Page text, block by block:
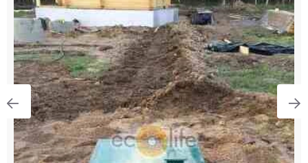
Монтаж БиоПурит 5 в ДНП Еловый Бор
Где был выполнен
Россия, Ленинградская область, Кировский район,
Шумское сельское поселение, коттеджный посёлок
Еловый Бор 1
Подробнее